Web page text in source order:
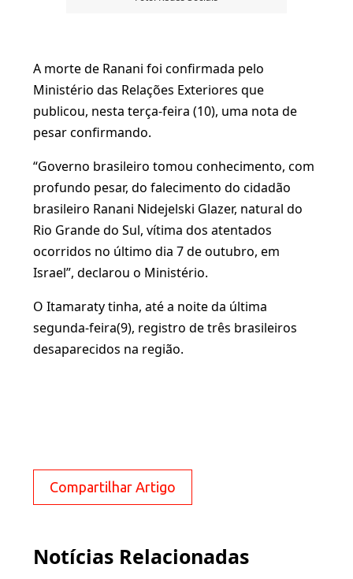
A morte de Ranani foi confirmada pelo
Ministério das Relações Exteriores que
publicou, nesta terça-feira (10), uma nota de
pesar confirmando.
“Governo brasileiro tomou conhecimento, com
profundo pesar, do falecimento do cidadão
brasileiro Ranani Nidejelski Glazer, natural do
Rio Grande do Sul, vítima dos atentados
ocorridos no último dia 7 de outubro, em
Israel”, declarou o Ministério.
O Itamaraty tinha, até a noite da última
segunda-feira(9), registro de três brasileiros
desaparecidos na região.
Compartilhar Artigo
Notícias Relacionadas